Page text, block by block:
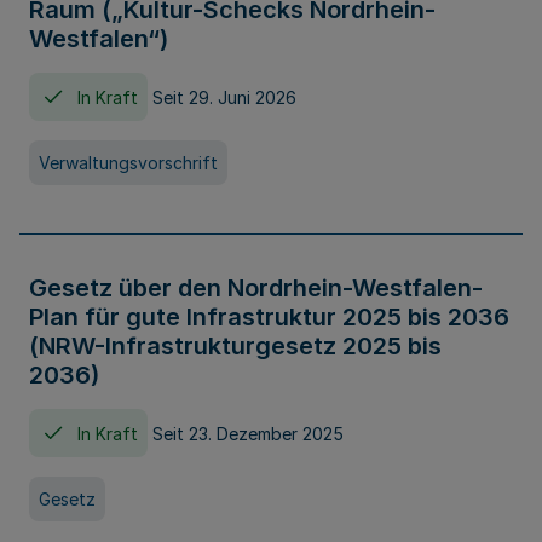
Raum („Kultur-Schecks Nordrhein-
Westfalen“)
In Kraft Seit 29. Juni 2026
Verwaltungsvorschrift
Gesetz über den Nordrhein-Westfalen-
Plan für gute Infrastruktur 2025 bis 2036
(NRW-Infrastrukturgesetz 2025 bis
2036)
In Kraft Seit 23. Dezember 2025
Gesetz